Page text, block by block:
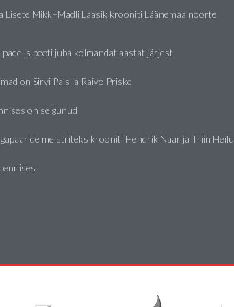
Lisete Mikk–Madli Laasik krooniti Läänemaa noorte
peeti juba kolmandat aastat järjest
on Sirvi Pals ja Raivo Priske
on selgunud
meistriteks krooniti Hendrik Naar ja Triin Heilu